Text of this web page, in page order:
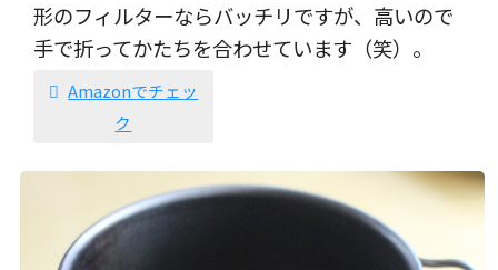
形のフィルターならバッチリですが、高いので
手で折ってかたちを合わせています（笑）。
Amazonでチェッ
ク